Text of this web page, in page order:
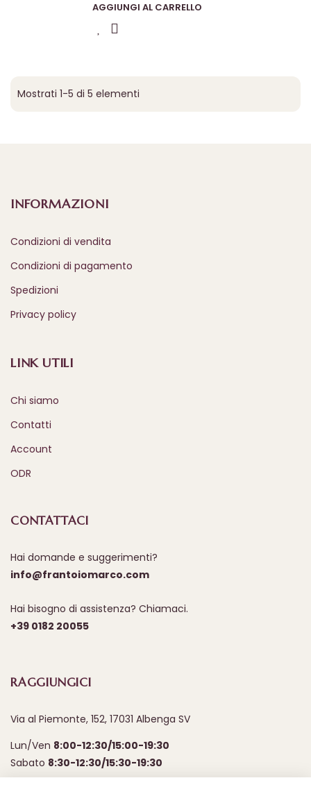
AGGIUNGI AL CARRELLO
Mostrati 1-5 di 5 elementi
INFORMAZIONI
Condizioni di vendita
Condizioni di pagamento
Spedizioni
Privacy policy
LINK UTILI
Chi siamo
Contatti
Account
ODR
CONTATTACI
Hai domande e suggerimenti?
info@frantoiomarco.com
Hai bisogno di assistenza? Chiamaci.
+39 0182 20055
RAGGIUNGICI
Via al Piemonte, 152, 17031 Albenga SV
Lun/Ven 8:00-12:30/15:00-19:30
Sabato 8:30-12:30/15:30-19:30